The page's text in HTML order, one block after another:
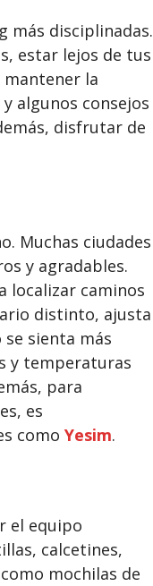
más disciplinadas.
estar lejos de tus
la
algunos consejos
disfrutar de
Muchas ciudades
y agradables.
localizar caminos
distinto, ajusta
sienta más
y temperaturas
para
es
como Yesim.
el equipo
calcetines,
mochilas de